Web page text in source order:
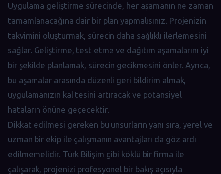
Uygulama geliştirme sürecinde, her aşamanın ne zaman
tamamlanacağına dair bir plan yapmalısınız. Projenizin
takvimini oluşturmak, sürecin daha sağlıklı ilerlemesini
sağlar. Geliştirme, test etme ve dağıtım aşamalarını iyi
bir şekilde planlamak, sürecin gecikmesini önler. Ayrıca,
bu aşamalar arasında düzenli geri bildirim almak,
uygulamanızın kalitesini artıracak ve potansiyel
hataların önüne geçecektir.
Dikkat edilmesi gereken bu unsurların yanı sıra, yerel ve
uzman bir ekip ile çalışmanın avantajları da göz ardı
edilmemelidir. Türk Bilişim gibi köklü bir firma ile
çalışarak, projenizi profesyonel bir bakış açısıyla